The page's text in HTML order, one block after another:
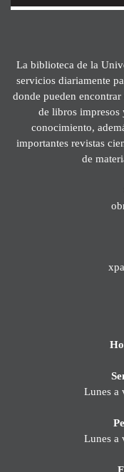
La biblioteca de la
servicios diariamente
donde pueden
de libros impresos
conocimiento,
importantes revistas
de
Lunes a
Lunes a